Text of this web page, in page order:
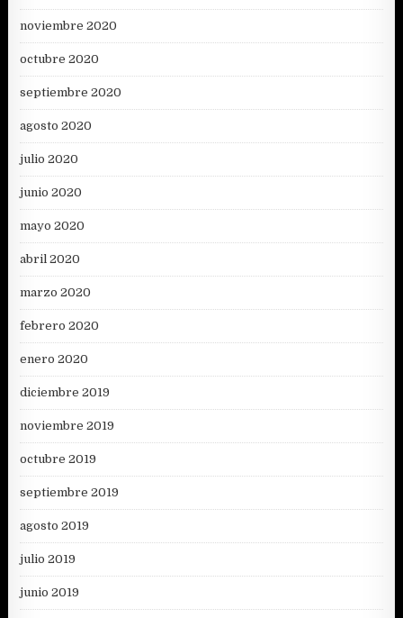
noviembre 2020
octubre 2020
septiembre 2020
agosto 2020
julio 2020
junio 2020
mayo 2020
abril 2020
marzo 2020
febrero 2020
enero 2020
diciembre 2019
noviembre 2019
octubre 2019
septiembre 2019
agosto 2019
julio 2019
junio 2019